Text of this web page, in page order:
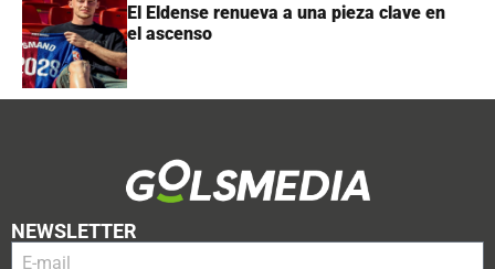
El Eldense renueva a una pieza clave en
el ascenso
NEWSLETTER